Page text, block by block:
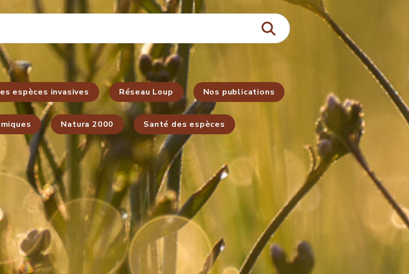
espèces invasives Réseau Loup Nos publications
Natura 2000 Santé des espèces